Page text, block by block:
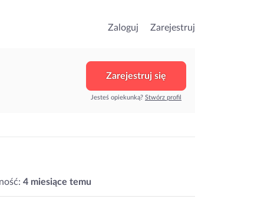
Zaloguj Zarejestruj
Zarejestruj się
Jesteś opiekunką? Stwórz profil
4 miesiące temu